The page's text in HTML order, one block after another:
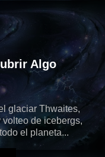
Algo
glaciar Thwaites,
de icebergs,
el planeta...